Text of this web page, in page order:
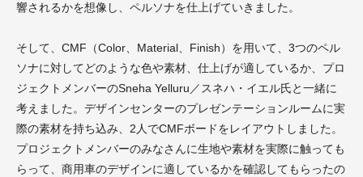
響されるかを想像し、ペルソナを仕上げていきました。
そして、CMF（Color、Material、Finish）を用いて、3つのペル
ソナに対してどのような色や素材、仕上げが適しているか、プロ
ジェクトメンバーのSneha Yelluru／スネハ・イエル氏と一緒に
考えました。デザインセンターのプレゼンテーションルームに実
際の素材を持ち込み、2人でCMFボードをレイアウトしました。
プロジェクトメンバーのみなさんに生地や素材を実際に触っても
らって、商用車のデザインに適しているかを確認してもらったの